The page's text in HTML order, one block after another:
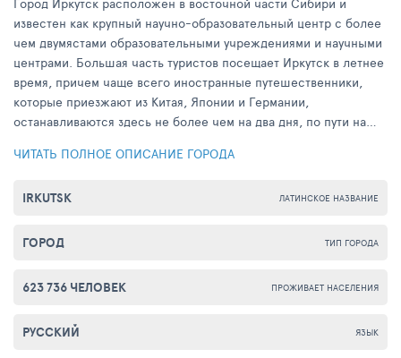
известен как крупный научно-образовательный центр с более
чем двумястами образовательными учреждениями и научными
центрами. Большая часть туристов посещает Иркутск в летнее
время, причем чаще всего иностранные путешественники,
которые приезжают из Китая, Японии и Германии,
останавливаются здесь не более чем на два дня, по пути на
пройти санаторно-курортное лечение в одном из нескольких
ЧИТАТЬ ПОЛНОЕ ОПИСАНИЕ ГОРОДА
ЛАТИНСКОЕ НАЗВАНИЕ
IRKUTSK
ТИП ГОРОДА
ГОРОД
ПРОЖИВАЕТ НАСЕЛЕНИЯ
623 736 ЧЕЛОВЕК
ЯЗЫК
РУССКИЙ